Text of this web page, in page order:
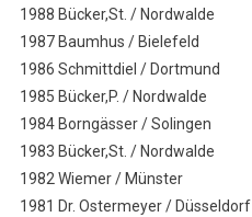
1988 Bücker,St. / Nordwalde
1987 Baumhus / Bielefeld
1986 Schmittdiel / Dortmund
1985 Bücker,P. / Nordwalde
1984 Borngässer / Solingen
1983 Bücker,St. / Nordwalde
1982 Wiemer / Münster
1981 Dr. Ostermeyer / Düsseldorf